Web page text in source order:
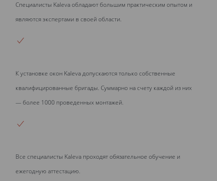
Cпециалисты Kaleva обладают большим практическим опытом и
являются экспертами в своей области.
К установке окон Kaleva допускаются только собственные
квалифицированные бригады. Суммарно на счету каждой из них
— более 1000 проведенных монтажей.
Все специалисты Kaleva проходят обязательное обучение и
ежегодную аттестацию.